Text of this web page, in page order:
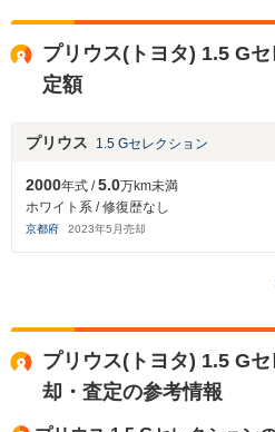
プリウス(トヨタ) 1.5 G
定額
プリウス 1.5 Gセレクション
2000年式 /5.0万km未満
ホワイト系 / 修復歴なし
京都府 2023年5 月売却
プリウス(トヨタ) 1.5 G
却・査定の参考情報